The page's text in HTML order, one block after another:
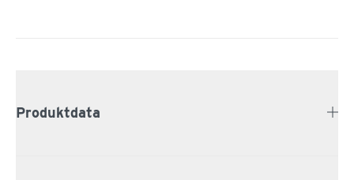
Produktdata